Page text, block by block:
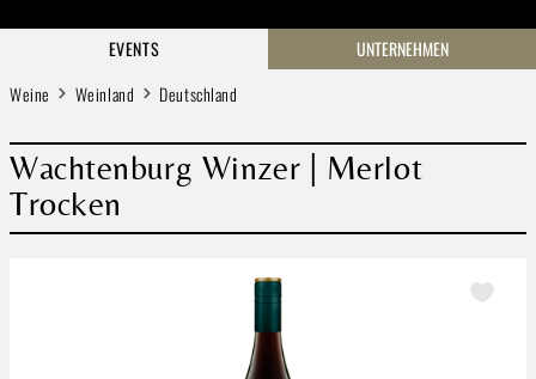
EVENTS
UNTERNEHMEN
Weine
Weinland Deutschland
Wachtenburg Winzer | Merlot
Trocken